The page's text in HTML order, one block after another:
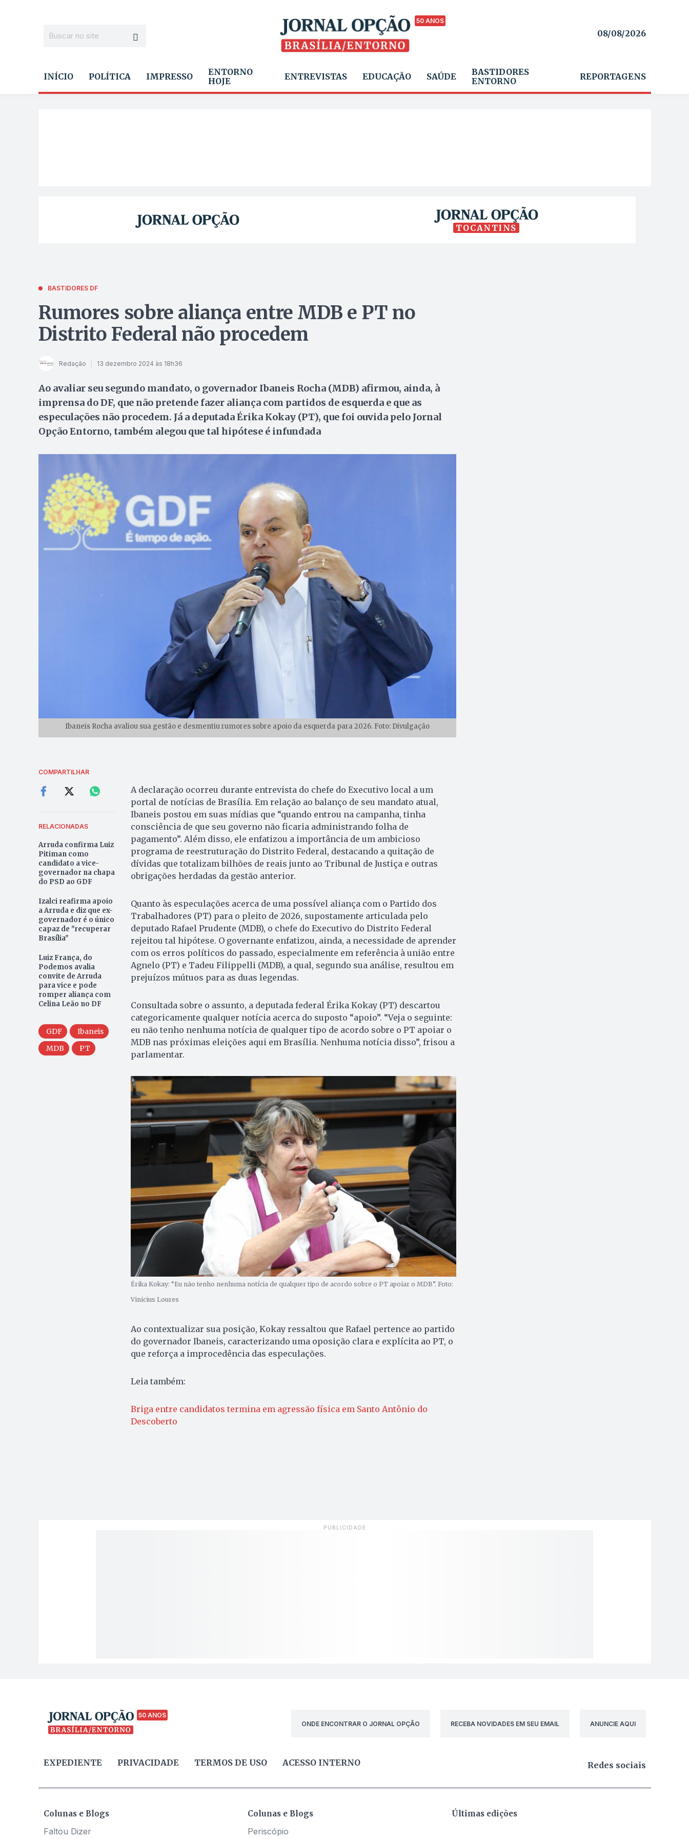
50 ANOS
08/08/2026
INÍCIO POLÍTICA IMPRESSO
ENTORNO
HOJE
ENTREVISTAS EDUCAÇÃO SAÚDE
BASTIDORES
ENTORNO
REPORTAGENS
TOCANTINS
BASTIDORES DF
Rumores sobre aliança entre MDB e PT no
Distrito Federal não procedem
Redação 13 dezembro 2024 às 18h36
Ao avaliar seu segundo mandato, o governador Ibaneis Rocha (MDB) afirmou, ainda, à
imprensa do DF, que não pretende fazer aliança com partidos de esquerda e que as
especulações não procedem. Já a deputada Érika Kokay (PT), que foi ouvida pelo Jornal
Opção Entorno, também alegou que tal hipótese é infundada
Ibaneis Rocha avaliou sua gestão e desmentiu rumores sobre apoio da esquerda para 2026. Foto: Divulgação
COMPARTILHAR
RELACIONADAS
Arruda confirma Luiz
Pitiman como
candidato a vice-
governador na chapa
do PSD ao GDF
Izalci reafirma apoio
a Arruda e diz que ex-
governador é o único
capaz de "recuperar
Brasília"
Luiz França, do
Podemos avalia
convite de Arruda
para vice e pode
romper aliança com
Celina Leão no DF
GDF
Ibaneis
MDB
PT
A declaração ocorreu durante entrevista do chefe do Executivo local a um
portal de notícias de Brasília. Em relação ao balanço de seu mandato atual,
Ibaneis postou em suas mídias que “quando entrou na campanha, tinha
consciência de que seu governo não ficaria administrando folha de
pagamento”. Além disso, ele enfatizou a importância de um ambicioso
programa de reestruturação do Distrito Federal, destacando a quitação de
dívidas que totalizam bilhões de reais junto ao Tribunal de Justiça e outras
obrigações herdadas da gestão anterior.
Quanto às especulações acerca de uma possível aliança com o Partido dos
Trabalhadores (PT) para o pleito de 2026, supostamente articulada pelo
deputado Rafael Prudente (MDB), o chefe do Executivo do Distrito Federal
rejeitou tal hipótese. O governante enfatizou, ainda, a necessidade de aprender
com os erros políticos do passado, especialmente em referência à união entre
Agnelo (PT) e Tadeu Filippelli (MDB), a qual, segundo sua análise, resultou em
prejuízos mútuos para as duas legendas.
Consultada sobre o assunto, a deputada federal Érika Kokay (PT) descartou
categoricamente qualquer notícia acerca do suposto “apoio”. “Veja o seguinte:
eu não tenho nenhuma notícia de qualquer tipo de acordo sobre o PT apoiar o
MDB nas próximas eleições aqui em Brasília. Nenhuma notícia disso”, frisou a
parlamentar.
Érika Kokay: “Eu não tenho nenhuma notícia de qualquer tipo de acordo sobre o PT apoiar o MDB”. Foto:
Vinicius Loures
Ao contextualizar sua posição, Kokay ressaltou que Rafael pertence ao partido
do governador Ibaneis, caracterizando uma oposição clara e explícita ao PT, o
que reforça a improcedência das especulações.
Leia também:
Briga entre candidatos termina em agressão física em Santo Antônio do
Descoberto
50 ANOS
ONDE ENCONTRAR O JORNAL OPÇÃO
RECEBA NOVIDADES EM SEU EMAIL ANUNCIE AQUI
EXPEDIENTE PRIVACIDADE TERMOS DE USO ACESSO INTERNO Redes sociais
Colunas e Blogs
Faltou Dizer
Colunas e Blogs
Periscópio
Últimas edições